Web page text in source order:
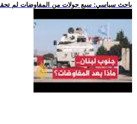
.. باحث سياسي: سبع جولات من المفاوضات لم